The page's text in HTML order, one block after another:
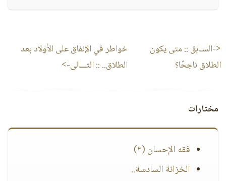
<-السـابق :: متى يكون
الطلاق ناجحًا؟
خواطر في الإنفاق على الأولاد بعد
الطلاق.. :: التـــالى->
مختارات
فقه الإحسان (٣)
الخزانة السادسة..